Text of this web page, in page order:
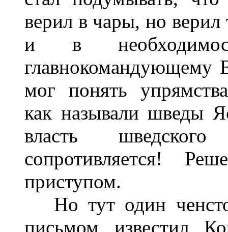
верил в чары, но верил
и в
главнокомандующему
мог понять
как называли шведы
власть
сопротивляется!
приступом.
Но тут один
письмом известил